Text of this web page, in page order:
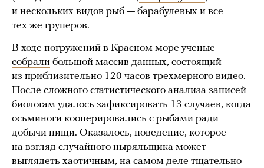
и нескольких видов рыб — барабулевых и все
тех же груперов.
В ходе погружений в Красном море ученые
собрали большой массив данных, состоящий
из приблизительно 120 часов трехмерного видео.
После сложного статистического анализа записей
биологам удалось зафиксировать 13 случаев, когда
осьминоги кооперировались с рыбами ради
добычи пищи. Оказалось, поведение, которое
на взгляд случайного ныряльщика может
выглядеть хаотичным, на самом деле тщательно